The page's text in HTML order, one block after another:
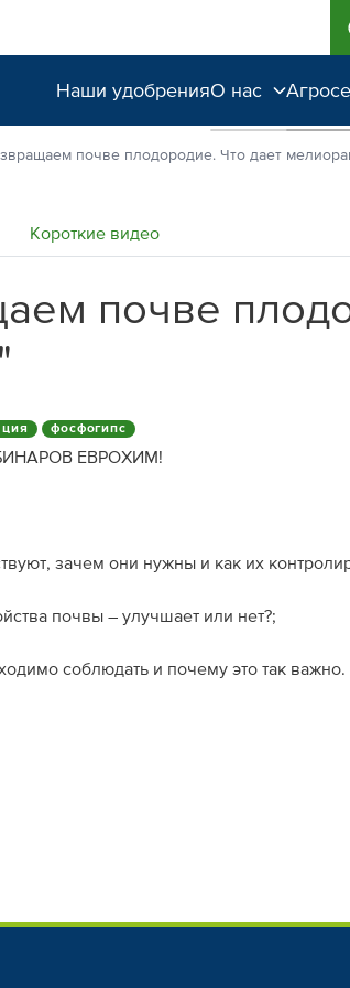
Наши удобренияО нас
Поддержка и
рынка
почве плодородие. Что дает
Короткие видео
почве
фосфогипс
ЕВРОХИМ!
зачем они нужны и как их
почвы – улучшает или нет?;
соблюдать и почему это так важно.